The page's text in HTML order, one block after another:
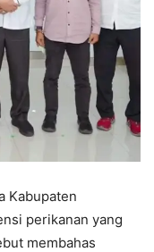
Kabupaten
perikanan yang
membahas